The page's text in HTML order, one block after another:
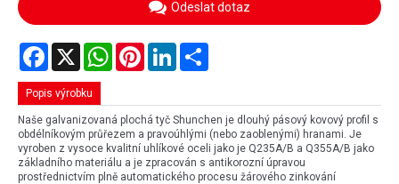
Odeslat dotaz
Facebook
X WhatsAppPinterestLinkedIn
Popis výrobku
Naše galvanizovaná plochá tyč Shunchen je dlouhý pásový kovový profil s
obdélníkovým průřezem a pravoúhlými (nebo zaoblenými) hranami. Je
vyroben z vysoce kvalitní uhlíkové oceli jako je Q235A/B a Q355A/B jako
základního materiálu a je zpracován s antikorozní úpravou
prostřednictvím plně automatického procesu žárového zinkování